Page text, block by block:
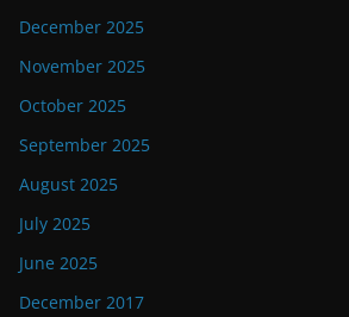
December 2025
November 2025
October 2025
September 2025
August 2025
July 2025
June 2025
December 2017